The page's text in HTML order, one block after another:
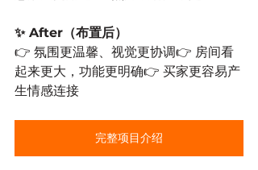
✨ After（布置后）
👉 氛围更温馨、视觉更协调👉 房间看
起来更大，功能更明确👉 买家更容易产
生情感连接
完整项目介绍